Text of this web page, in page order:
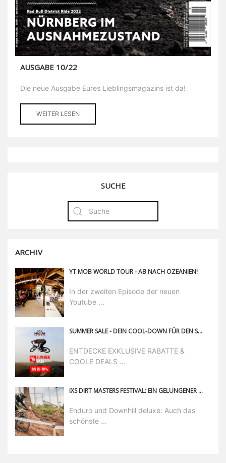
AUSGABE 10/22
Die neue Ausgabe Eures Lieblingsmagazins ist da!
WEITER LESEN
SUCHE
ARCHIV
YT MOB WORLD TOUR - AB NACH OZEANIEN!
In der zweiten Episode der neuen
Youtube ...
SUMMER SALE - DEIN COOL-DOWN FÜR DEN SOMMER MIT BIS ZU 70% RABATT
ENTDECKE EXKLUSIVE RABATTE &
COOLE DEALS ...
IXS DIRT MASTERS FESTIVAL: EIN GELUNGENER ABSCHLUSS AM SONNTAG
Enduro und Downhill deluxe: Auch das
schönste ...